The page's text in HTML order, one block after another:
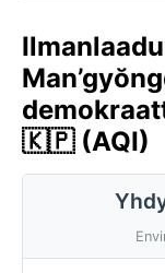
🇰🇵 (AQI)